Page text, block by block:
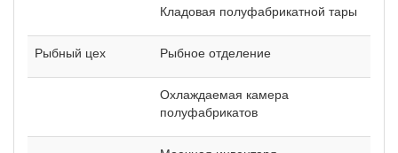
Кладовая полуфабрикатной тары
Рыбный цех Рыбное отделение
Охлаждаемая камера
полуфабрикатов